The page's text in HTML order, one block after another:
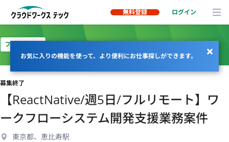
無料登録 ログイン
お気に入りの機能を使って、より便利にお仕事探しができます。
フルリモート
募集終了
【ReactNative/週5日/フルリモート】ワ
ークフローシステム開発支援業務案件
東京都、恵比寿駅